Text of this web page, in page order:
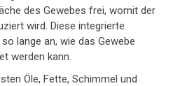
des Gewebes frei, womit der
wird. Diese integrierte
lange an, wie das Gewebe
werden kann.
Öle, Fette, Schimmel und